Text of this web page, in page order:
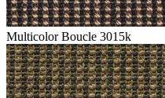
Multicolor Boucle 3015k